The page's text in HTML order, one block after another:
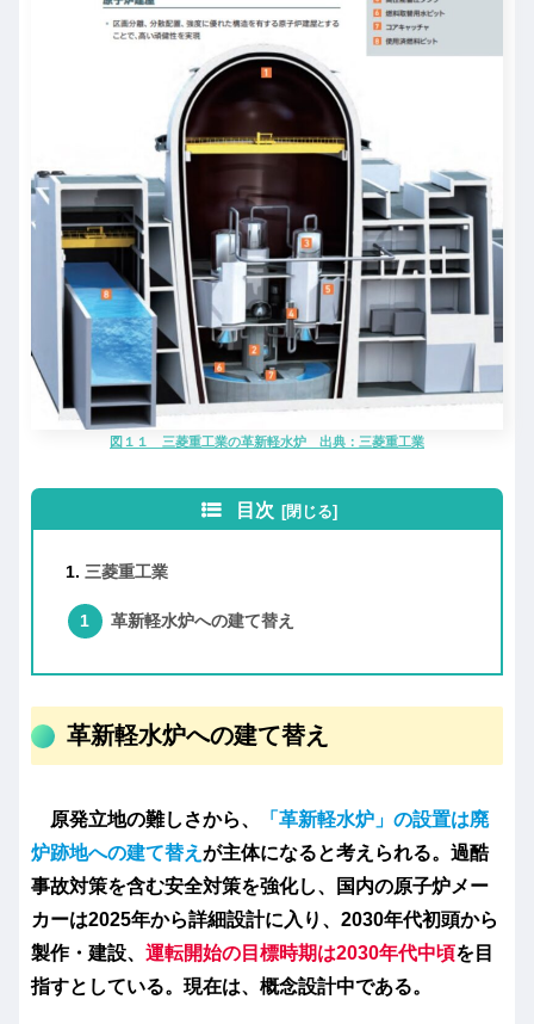
図１１ 三菱重工業の革新軽水炉 出典：三菱重工業
目次
三菱重工業
革新軽水炉への建て替え
革新軽水炉への建て替え
原発立地の難しさから、
「革新軽水炉」の設置は廃
炉跡地への建て替え が主体になると考えられる。過酷
事故対策を含む安全対策を強化し、国内の原子炉メー
カーは2025年から詳細設計に入り、2030年代初頭から
製作・建設、 運転開始の目標時期は2030年代中頃を目
指すとしている。現在は、概念設計中である。